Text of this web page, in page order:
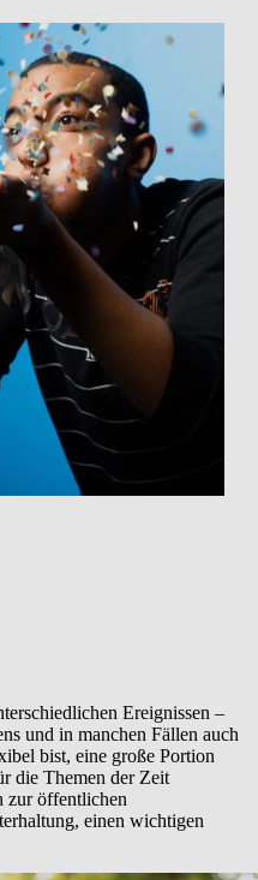
Ereignissen –
und in manchen Fällen auch
bist, eine große Portion
die Themen der Zeit
zur öffentlichen
einen wichtigen